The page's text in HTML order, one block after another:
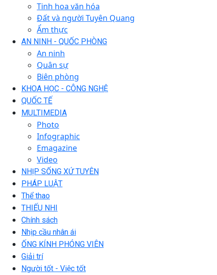
Tinh hoa văn hóa
Đất và người Tuyên Quang
Ẩm thực
AN NINH - QUỐC PHÒNG
An ninh
Quân sự
Biên phòng
KHOA HỌC - CÔNG NGHỆ
QUỐC TẾ
MULTIMEDIA
Photo
Infographic
Emagazine
Video
NHỊP SỐNG XỨ TUYÊN
PHÁP LUẬT
Thể thao
THIẾU NHI
Chính sách
Nhịp cầu nhân ái
ỐNG KÍNH PHÓNG VIÊN
Giải trí
Người tốt - Việc tốt